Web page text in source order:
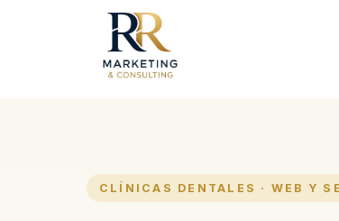
CLÍNICAS DENTALES · WEB Y